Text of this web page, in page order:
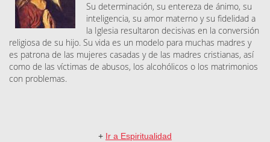
Su determinación, su entereza de ánimo, su
inteligencia, su amor materno y su fidelidad a
la Iglesia resultaron decisivas en la conversión
religiosa de su hijo. Su vida es un modelo para muchas madres y
es patrona de las mujeres casadas y de las madres cristianas, así
como de las víctimas de abusos, los alcohólicos o los matrimonios
con problemas.
+ Ir a Espiritualidad